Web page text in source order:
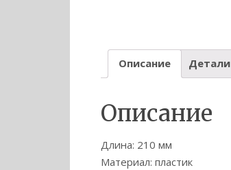
Описание Детали
Описание
Длина: 210 мм
Материал: пластик